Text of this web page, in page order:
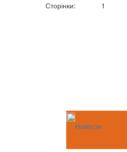
Сторінки: 1
Новости